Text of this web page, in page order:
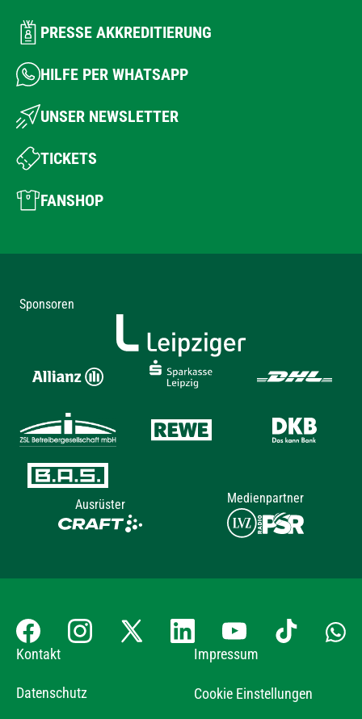
PRESSE AKKREDITIERUNG
HILFE PER WHATSAPP
UNSER NEWSLETTER
TICKETS
FANSHOP
Sponsoren
Ausrüster Medienpartner
Kontakt Impressum
Datenschutz Cookie Einstellungen